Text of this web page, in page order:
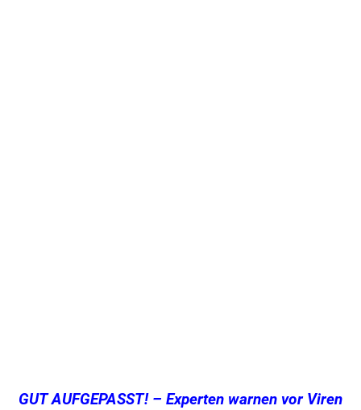
GUT AUFGEPASST! – Experten warnen vor Viren